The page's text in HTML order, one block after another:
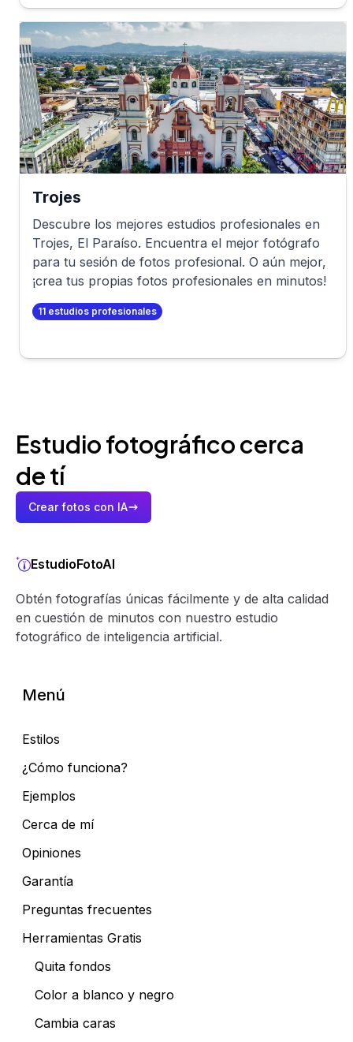
Trojes
Descubre los mejores estudios profesionales en
Trojes, El Paraíso. Encuentra el mejor fotógrafo
para tu sesión de fotos profesional. O aún mejor,
¡crea tus propias fotos profesionales en minutos!
11 estudios profesionales
Estudio fotográfico cerca
de tí
Crear fotos con IA
EstudioFotoAI
Obtén fotografías únicas fácilmente y de alta calidad
en cuestión de minutos con nuestro estudio
fotográfico de inteligencia artificial.
Menú
Estilos
¿Cómo funciona?
Ejemplos
Cerca de mí
Opiniones
Garantía
Preguntas frecuentes
Herramientas Gratis
Quita fondos
Color a blanco y negro
Cambia caras